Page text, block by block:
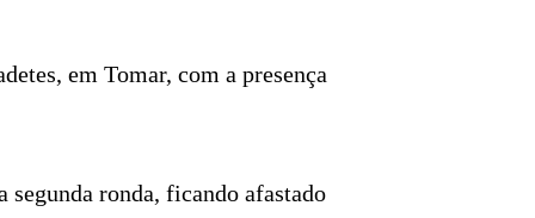
em Tomar, com a presença
ronda, ficando afastado